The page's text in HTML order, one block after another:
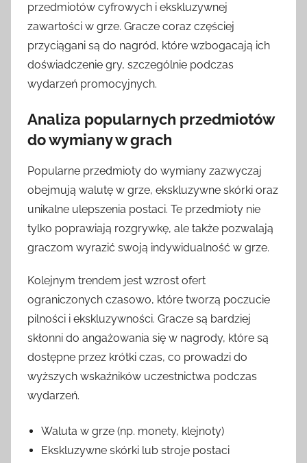
przedmiotów cyfrowych i ekskluzywnej
zawartości w grze. Gracze coraz częściej
przyciągani są do nagród, które wzbogacają ich
doświadczenie gry, szczególnie podczas
wydarzeń promocyjnych.
Analiza popularnych przedmiotów
do wymiany w grach
Popularne przedmioty do wymiany zazwyczaj
obejmują walutę w grze, ekskluzywne skórki oraz
unikalne ulepszenia postaci. Te przedmioty nie
tylko poprawiają rozgrywkę, ale także pozwalają
graczom wyrazić swoją indywidualność w grze.
Kolejnym trendem jest wzrost ofert
ograniczonych czasowo, które tworzą poczucie
pilności i ekskluzywności. Gracze są bardziej
skłonni do angażowania się w nagrody, które są
dostępne przez krótki czas, co prowadzi do
wyższych wskaźników uczestnictwa podczas
wydarzeń.
Waluta w grze (np. monety, klejnoty)
Ekskluzywne skórki lub stroje postaci